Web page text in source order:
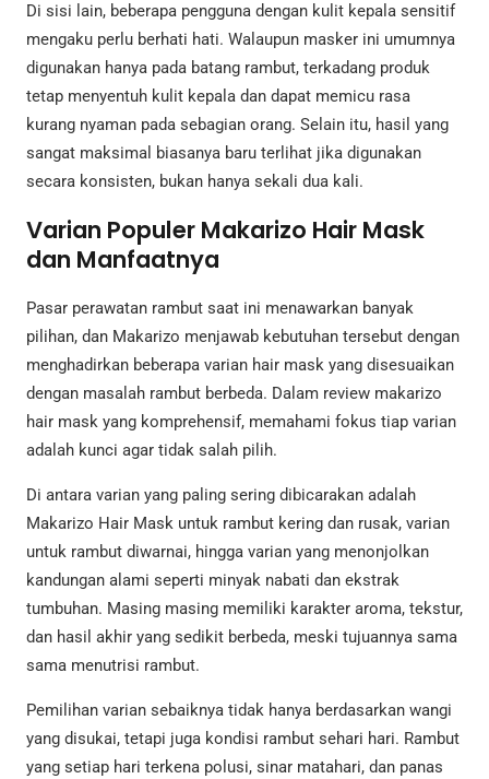
Di sisi lain, beberapa pengguna dengan kulit kepala sensitif
mengaku perlu berhati hati. Walaupun masker ini umumnya
digunakan hanya pada batang rambut, terkadang produk
tetap menyentuh kulit kepala dan dapat memicu rasa
kurang nyaman pada sebagian orang. Selain itu, hasil yang
sangat maksimal biasanya baru terlihat jika digunakan
secara konsisten, bukan hanya sekali dua kali.
Varian Populer Makarizo Hair Mask
dan Manfaatnya
Pasar perawatan rambut saat ini menawarkan banyak
pilihan, dan Makarizo menjawab kebutuhan tersebut dengan
menghadirkan beberapa varian hair mask yang disesuaikan
dengan masalah rambut berbeda. Dalam review makarizo
hair mask yang komprehensif, memahami fokus tiap varian
adalah kunci agar tidak salah pilih.
Di antara varian yang paling sering dibicarakan adalah
Makarizo Hair Mask untuk rambut kering dan rusak, varian
untuk rambut diwarnai, hingga varian yang menonjolkan
kandungan alami seperti minyak nabati dan ekstrak
tumbuhan. Masing masing memiliki karakter aroma, tekstur,
dan hasil akhir yang sedikit berbeda, meski tujuannya sama
sama menutrisi rambut.
Pemilihan varian sebaiknya tidak hanya berdasarkan wangi
yang disukai, tetapi juga kondisi rambut sehari hari. Rambut
yang setiap hari terkena polusi, sinar matahari, dan panas